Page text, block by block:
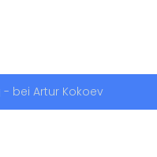
bei Artur Kokoev